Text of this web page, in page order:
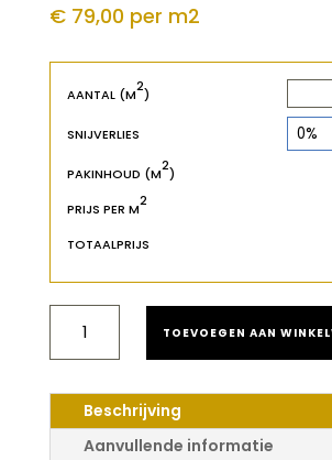
€ 79,00 per m2
AANTAL (M
2
)
SNIJVERLIES
PAKINHOUD (M
2
)
PRIJS PER M
2
TOTAALPRIJS
AANTAL
TOEVOEGEN AAN
Beschrijving
Aanvullende informatie